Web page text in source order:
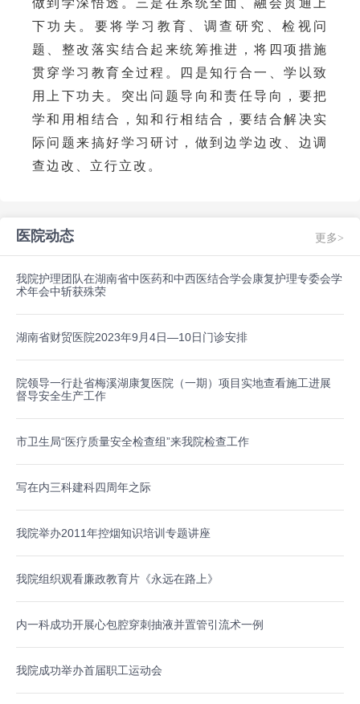
做到学深悟透。三是在系统全面、融会贯通上
下功夫。要将学习教育、调查研究、检视问
题、整改落实结合起来统筹推进，将四项措施
贯穿学习教育全过程。四是知行合一、学以致
用上下功夫。突出问题导向和责任导向，要把
学和用相结合，知和行相结合，要结合解决实
际问题来搞好学习研讨，做到边学边改、边调
查边改、立行立改。
医院动态 更多>
我院护理团队在湖南省中医药和中西医结合学会康复护理专委会学
术年会中斩获殊荣
湖南省财贸医院2023年9月4日—10日门诊安排
院领导一行赴省梅溪湖康复医院（一期）项目实地查看施工进展
督导安全生产工作
市卫生局“医疗质量安全检查组”来我院检查工作
写在内三科建科四周年之际
我院举办2011年控烟知识培训专题讲座
我院组织观看廉政教育片《永远在路上》
内一科成功开展心包腔穿刺抽液并置管引流术一例
我院成功举办首届职工运动会